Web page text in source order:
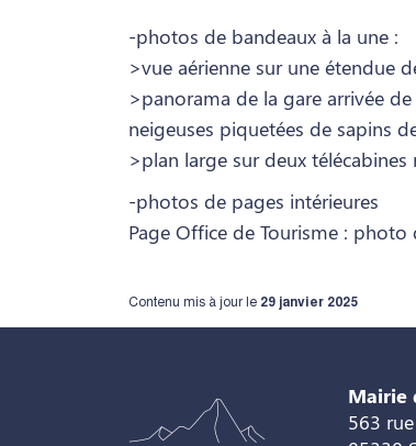
-photos de bandeaux à la une :
>vue aérienne sur une étendue
>panorama de la gare arrivée
neigeuses piquetées de sapins
>plan large sur deux
-photos de pages intérieures
Page Office de Tourisme : photo
Contenu mis à jour le 29 janvier 2025
Mairie
563